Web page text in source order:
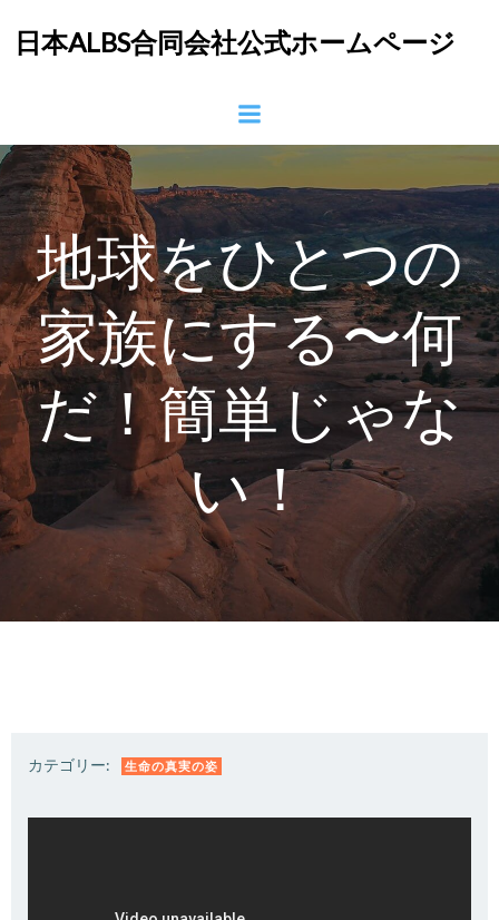
ン
ツ
へ
キ
ッ
プ
日本ALBS合同会社公式ホームページ
地球をひとつの
家族にする〜何
だ！簡単じゃな
い！
カテゴリー: 生命の真実の姿